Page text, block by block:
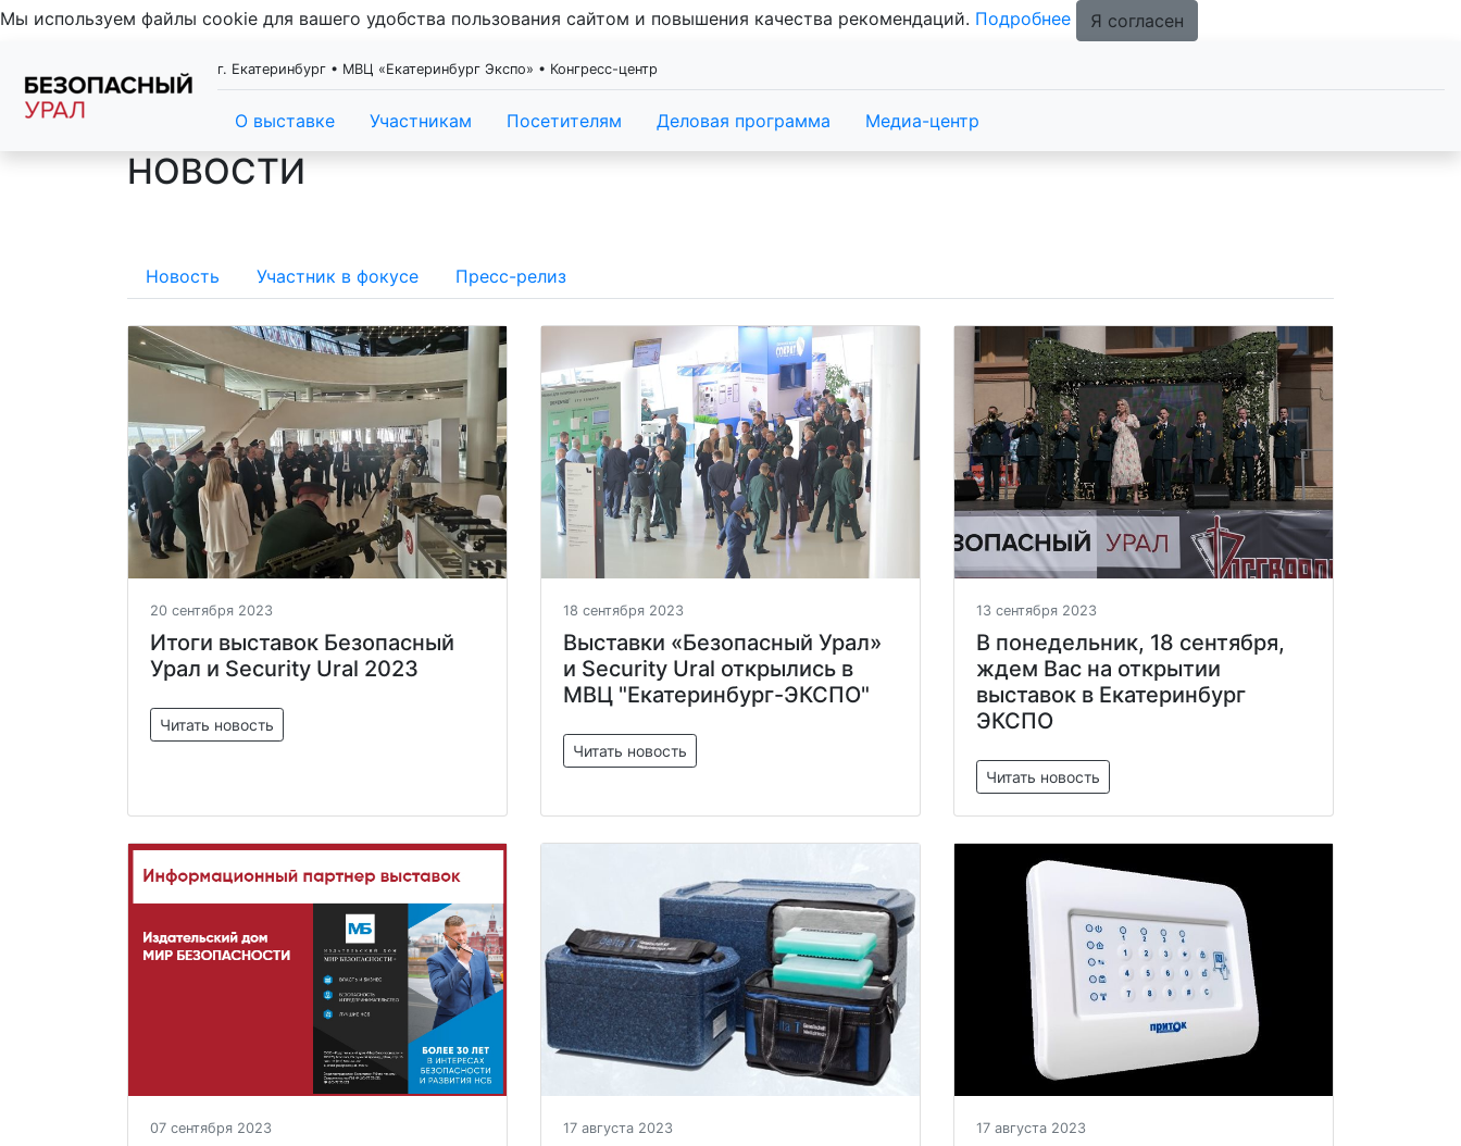
Мы используем файлы cookie для вашего удобства пользования сайтом и повышения качества рекомендаций. Подробнее Я согласен
г. Екатеринбург • МВЦ «Екатеринбург Экспо» • Конгресс-центр
О выставке Участникам Посетителям Деловая программа Медиа-центр
НОВОСТИ
Новость Участник в фокусе Пресс-релиз
20 сентября 2023
Итоги выставок Безопасный
Урал и Security Ural 2023
Читать новость
18 сентября 2023
Выставки «Безопасный Урал»
и Security Ural открылись в
МВЦ "Екатеринбург-ЭКСПО"
Читать новость
13 сентября 2023
В понедельник, 18 сентября,
ждем Вас на открытии
выставок в Екатеринбург
ЭКСПО
Читать новость
07 сентября 2023 17 августа 2023 17 августа 2023